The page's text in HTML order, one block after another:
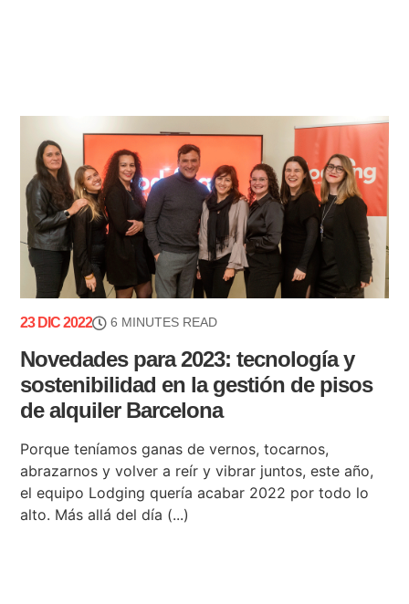
23 DIC 2022 6 MINUTES READ
Novedades para 2023: tecnología y
sostenibilidad en la gestión de pisos
de alquiler Barcelona
Porque teníamos ganas de vernos, tocarnos,
abrazarnos y volver a reír y vibrar juntos, este año,
el equipo Lodging quería acabar 2022 por todo lo
alto. Más allá del día (...)